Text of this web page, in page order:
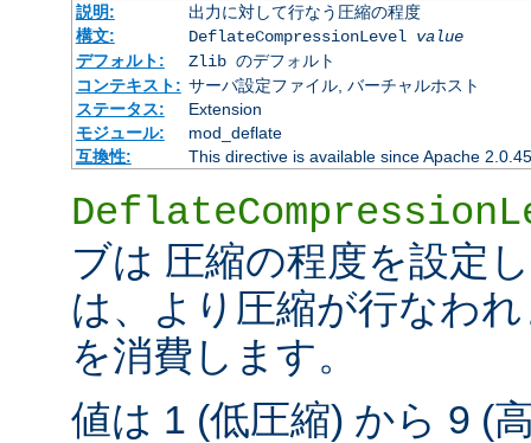
説明:
出力に対して行なう圧縮の程度
構文:
DeflateCompressionLevel value
デフォルト:
Zlib のデフォルト
コンテキスト: サーバ設定ファイル, バーチャルホスト
ステータス:
Extension
モジュール:
mod_deflate
互換性:
This directive is available since Apache 2.0.45
ブは 圧縮の程度を設定
は、より圧縮が行なわ
を消費します。
値は 1 (低圧縮) から 9 (